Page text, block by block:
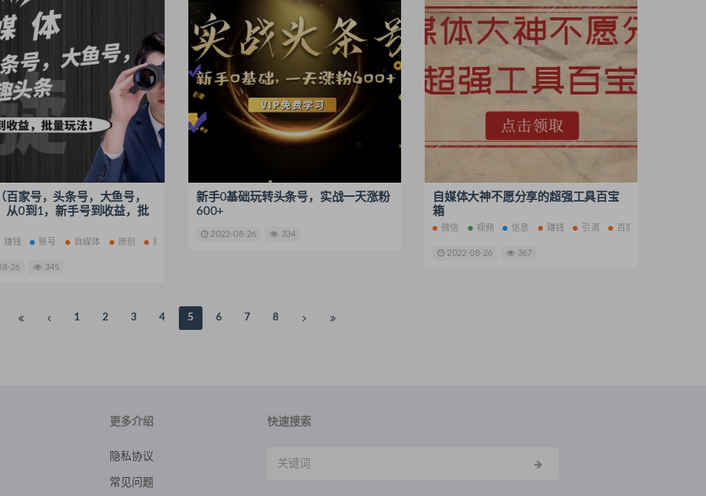
百家号，头条号，大鱼号，
从0到1，新手号到收益，批
赚钱 账号 自媒体 原创 赚钱项目
26 345
新手0基础玩转头条号，实战一天涨粉
600+
2022-08-26 334
自媒体大神不愿分享的超强工具百宝
箱
微信 视频 信息 赚钱 引流 百度
2022-08-26 367
1 2 3 4 5 6 7 8
更多介绍
隐私协议
常见问题
快速搜索